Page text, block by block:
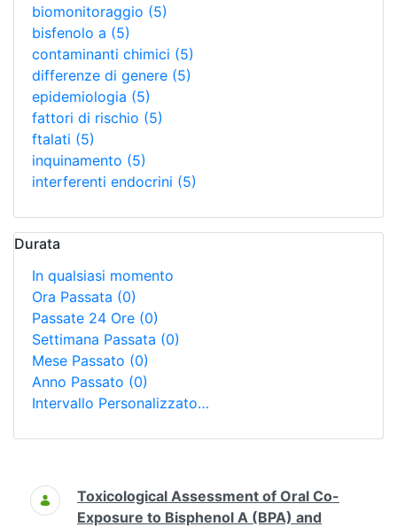
biomonitoraggio (5)
bisfenolo a (5)
contaminanti chimici (5)
differenze di genere (5)
epidemiologia (5)
fattori di rischio (5)
ftalati (5)
inquinamento (5)
interferenti endocrini (5)
Durata
In qualsiasi momento
Ora Passata (0)
Passate 24 Ore (0)
Settimana Passata (0)
Mese Passato (0)
Anno Passato (0)
Intervallo Personalizzato…
Ricerca
Toxicological Assessment of Oral Co-
Exposure to Bisphenol A (BPA) and